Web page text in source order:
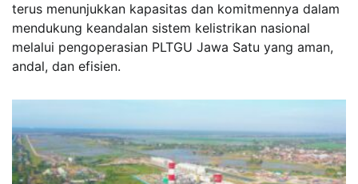
terus menunjukkan kapasitas dan komitmennya dalam
mendukung keandalan sistem kelistrikan nasional
melalui pengoperasian PLTGU Jawa Satu yang aman,
andal, dan efisien.